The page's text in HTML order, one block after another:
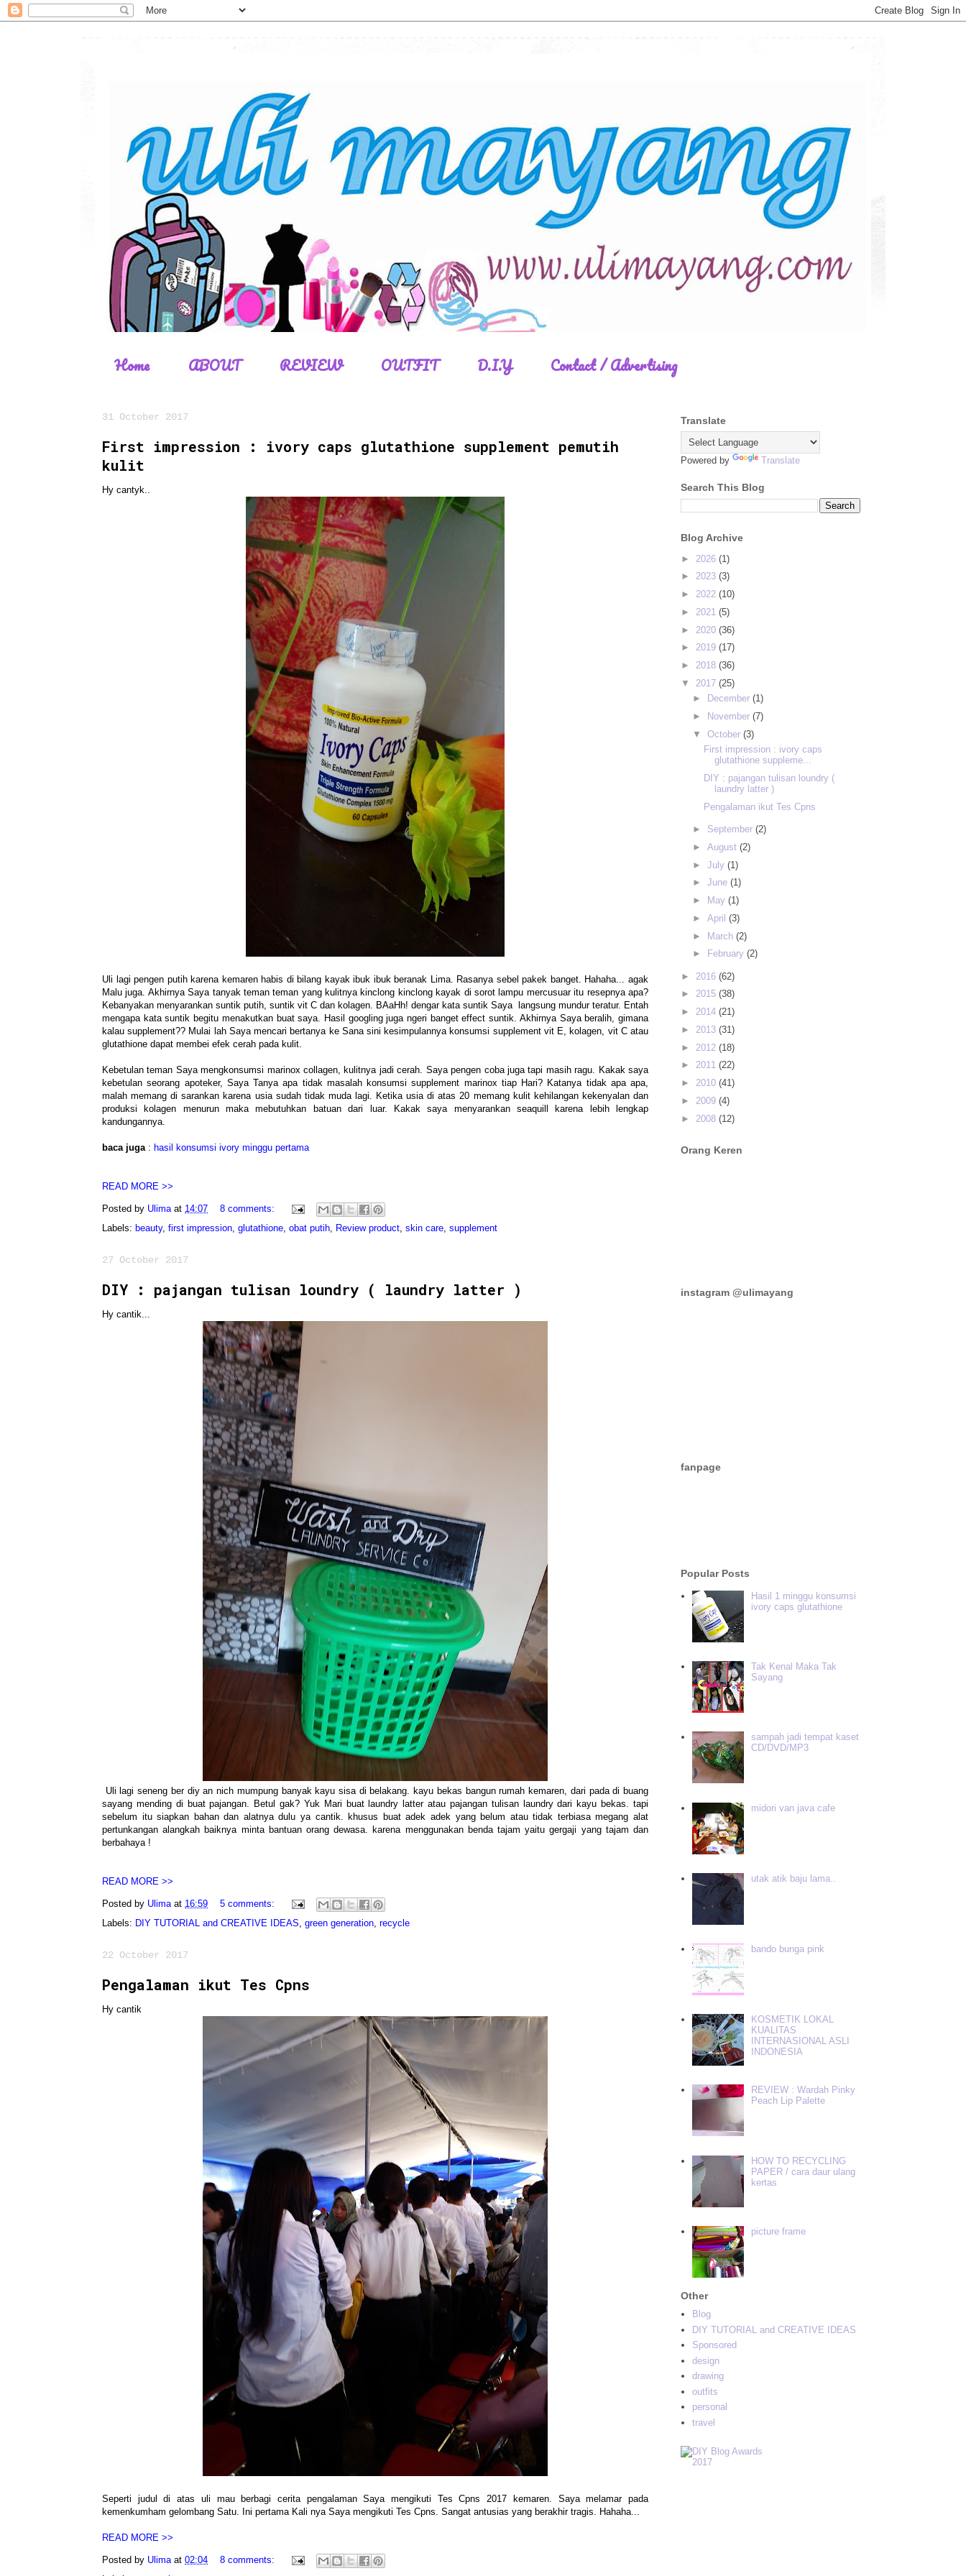
Home ABOUT REVIEW OUTFIT D.I.Y Contact / Advertising
31 October 2017
First impression : ivory caps glutathione supplement pemutih
kulit
Hy cantyk..
Uli lagi pengen putih karena kemaren habis di bilang kayak ibuk ibuk beranak Lima. Rasanya sebel pakek banget. Hahaha... agak
Malu juga. Akhirnya Saya tanyak teman teman yang kulitnya kinclong kinclong kayak di sorot lampu mercusuar itu resepnya apa?
Kebanyakan menyarankan suntik putih, suntik vit C dan kolagen. BAaHh! dengar kata suntik Saya langsung mundur teratur. Entah
mengapa kata suntik begitu menakutkan buat saya. Hasil googling juga ngeri banget effect suntik. Akhirnya Saya beralih, gimana
kalau supplement?? Mulai lah Saya mencari bertanya ke Sana sini kesimpulannya konsumsi supplement vit E, kolagen, vit C atau
glutathione dapat membei efek cerah pada kulit.
Kebetulan teman Saya mengkonsumsi marinox collagen, kulitnya jadi cerah. Saya pengen coba juga tapi masih ragu. Kakak saya
kebetulan seorang apoteker, Saya Tanya apa tidak masalah konsumsi supplement marinox tiap Hari? Katanya tidak apa apa,
malah memang di sarankan karena usia sudah tidak muda lagi. Ketika usia di atas 20 memang kulit kehilangan kekenyalan dan
produksi kolagen menurun maka mebutuhkan batuan dari luar. Kakak saya menyarankan seaquill karena lebih lengkap
kandungannya.
baca juga: hasil konsumsi ivory minggu pertama
READ MORE >>
Posted by Ulima at 14:07
8 comments:
Labels: beauty, first impression, glutathione, obat putih, Review product, skin care, supplement
27 October 2017
DIY : pajangan tulisan loundry ( laundry latter )
Hy cantik...
Uli lagi seneng ber diy an nich mumpung banyak kayu sisa di belakang. kayu bekas bangun rumah kemaren, dari pada di buang
sayang mending di buat pajangan. Betul gak? Yuk Mari buat laundry latter atau pajangan tulisan laundry dari kayu bekas. tapi
sebelum itu siapkan bahan dan alatnya dulu ya cantik. khusus buat adek adek yang belum atau tidak terbiasa megang alat
pertunkangan alangkah baiknya minta bantuan orang dewasa. karena menggunakan benda tajam yaitu gergaji yang tajam dan
berbahaya !
READ MORE >>
Posted by Ulima at 16:59
5 comments:
Labels: DIY TUTORIAL and CREATIVE IDEAS, green generation, recycle
22 October 2017
Pengalaman ikut Tes Cpns
Hy cantik
Seperti judul di atas uli mau berbagi cerita pengalaman Saya mengikuti Tes Cpns 2017 kemaren. Saya melamar pada
kemenkumham gelombang Satu. Ini pertama Kali nya Saya mengikuti Tes Cpns. Sangat antusias yang berakhir tragis. Hahaha...
READ MORE >>
Posted by Ulima at 02:04
8 comments:
Translate
Powered by Translate
Search This Blog
Blog Archive
► 2026 (1)
► 2023 (3)
► 2022 (10)
► 2021 (5)
► 2020 (36)
► 2019 (17)
► 2018 (36)
▼ 2017 (25)
►
December (1)
►
November (7)
▼ October (3)
First impression : ivory caps
glutathione suppleme...
DIY : pajangan tulisan loundry (
laundry latter )
Pengalaman ikut Tes Cpns
► September (2)
► August (2)
► July (1)
► June (1)
►
May (1)
► April (3)
► March (2)
►
February (2)
► 2016 (62)
► 2015 (38)
► 2014 (21)
► 2013 (31)
► 2012 (18)
► 2011 (22)
► 2010 (41)
► 2009 (4)
► 2008 (12)
Orang Keren
instagram @ulimayang
fanpage
Popular Posts
Hasil 1 minggu konsumsi
ivory caps glutathione
Tak Kenal Maka Tak
Sayang
sampah jadi tempat kaset
CD/DVD/MP3
midori van java cafe
utak atik baju lama..
bando bunga pink
KOSMETIK LOKAL
KUALITAS
INTERNASIONAL ASLI
INDONESIA
REVIEW : Wardah Pinky
Peach Lip Palette
HOW TO RECYCLING
PAPER / cara daur ulang
kertas
picture frame
Other
Blog
DIY TUTORIAL and CREATIVE IDEAS
Sponsored
design
drawing
outfits
personal
travel